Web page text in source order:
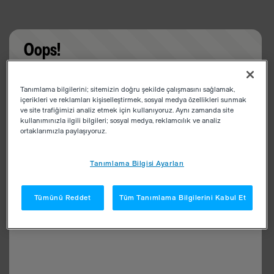
Oops!
app
Tanımlama bilgilerini; sitemizin doğru şekilde çalışmasını sağlamak,
içerikleri ve reklamları kişiselleştirmek, sosyal medya özellikleri sunmak
ve site trafiğimizi analiz etmek için kullanıyoruz. Aynı zamanda site
kullanımınızla ilgili bilgileri; sosyal medya, reklamcılık ve analiz
ortaklarımızla paylaşıyoruz.
Tanımlama Bilgisi Ayarları
Tümünü Reddet Tüm Tanımlama Bilgilerini Kabul Et